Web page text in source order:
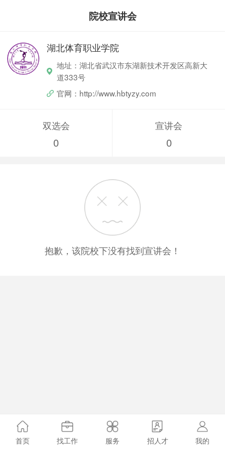
院校宣讲会
湖北体育职业学院
地址：湖北省武汉市东湖新技术开发区高新大
道333号
官网：http://www.hbtyzy.com
双选会
0
宣讲会
0
抱歉，该院校下没有找到宣讲会！
首页 找工作 服务 招人才 我的